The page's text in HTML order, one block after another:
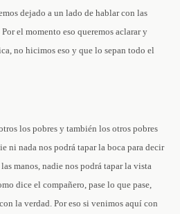
dejado a un lado de hablar con las
el momento eso queremos aclarar y
no hicimos eso y que lo sepan todo el
los pobres y también los otros pobres
ni nada nos podrá tapar la boca para decir
manos, nadie nos podrá tapar la vista
dice el compañero, pase lo que pase,
la verdad. Por eso si venimos aquí con